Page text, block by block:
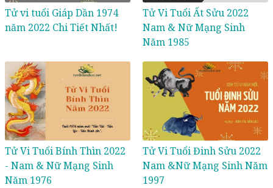
Tử vi tuổi Giáp Dần 1974
năm 2022 Chi Tiết Nhất!
Tử Vi Tuổi Ất Sửu 2022
Nam & Nữ Mạng Sinh
Năm 1985
Tử Vi Tuổi Bính Thìn 2022
- Nam & Nữ Mạng Sinh
Năm 1976
Tử Vi Tuổi Đinh Sửu 2022
Nam &Nữ Mạng Sinh Năm
1997